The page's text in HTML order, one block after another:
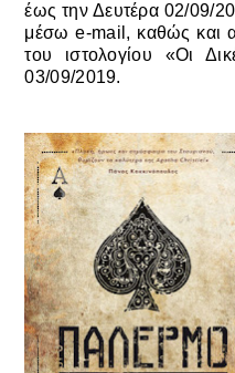
έως την Δευτέρα 02/09/
μέσω e-mail, καθώς και
του ιστολογίου «Οι
03/09/2019.